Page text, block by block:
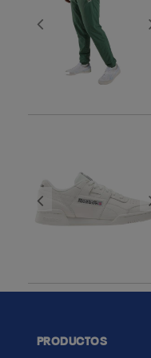
Previous
Previous
PRODUCTOS